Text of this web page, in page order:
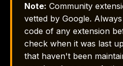
Note: Community
vetted by Google.
code of any extension
check when it was last
that haven't been